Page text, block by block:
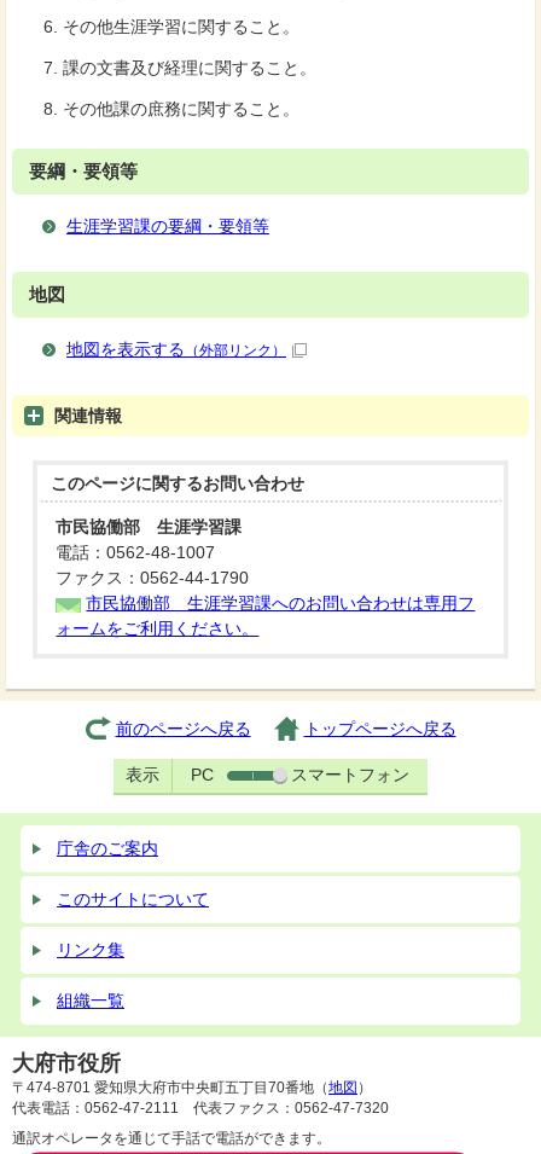
その他生涯学習に関すること。
課の文書及び経理に関すること。
その他課の庶務に関すること。
要綱・要領等
生涯学習課の要綱・要領等
地図
地図を表示する （外部リンク）
関連情報
このページに関するお問い合わせ
市民協働部 生涯学習課
電話：0562-48-1007
ファクス：0562-44-1790
市民協働部 生涯学習課へのお問い合わせは専用フ
ォームをご利用ください。
前のページへ戻る トップページへ戻る
表示 PC スマートフォン
庁舎のご案内
このサイトについて
リンク集
組織一覧
大府市役所
〒474-8701 愛知県大府市中央町五丁目70番地（地図 ）
代表電話：0562-47-2111 代表ファクス：0562-47-7320
通訳オペレータを通じて手話で電話ができます。